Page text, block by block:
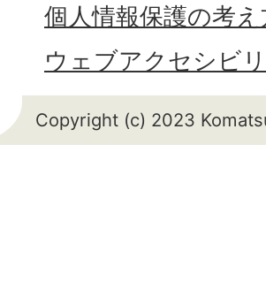
個人情報保護の考え
ウェブアクセシビ
Copyright (c) 2023